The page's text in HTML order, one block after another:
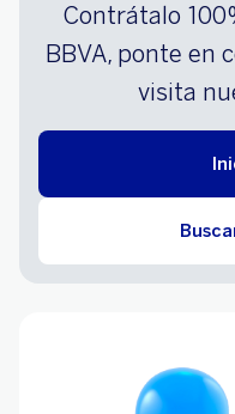
Contrátalo
BBVA, ponte en
visita